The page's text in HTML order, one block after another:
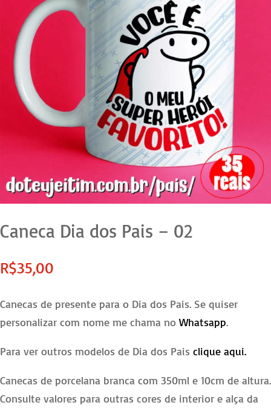
Caneca Dia dos Pais – 02
R$35,00
Canecas de presente para o Dia dos Pais. Se quiser
personalizar com nome me chama no Whatsapp.
Para ver outros modelos de Dia dos Pais clique aqui.
Canecas de porcelana branca com 350ml e 10cm de altura.
Consulte valores para outras cores de interior e alça da